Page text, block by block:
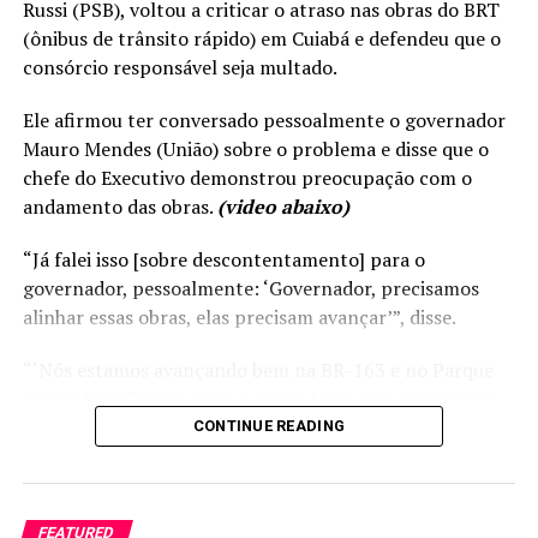
Pivetta vê impacto pequeno do tarifaço dos Estados
Unidos na economia de MT I MT
Russi (PSB), voltou a criticar o atraso nas obras do BRT
(ônibus de trânsito rápido) em Cuiabá e defendeu que o
consórcio responsável seja multado.
Ele afirmou ter conversado pessoalmente o governador
Mauro Mendes (União) sobre o problema e disse que o
chefe do Executivo demonstrou preocupação com o
andamento das obras. (video abaixo)
“Já falei isso [sobre descontentamento] para o
governador, pessoalmente: ‘Governador, precisamos
alinhar essas obras, elas precisam avançar’”, disse.
concluir o BRT e o Portão do Inferno em Chapada dos
precisa avançar’”, acrescentou Max detalhando a
conversa com o governador.
CONTINUE READING
FEATURED